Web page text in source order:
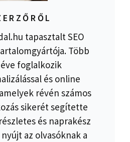
tapasztalt SEO
Több
foglalkozik
és online
révén számos
sikerét segítette
és naprakész
az olvasóknak a